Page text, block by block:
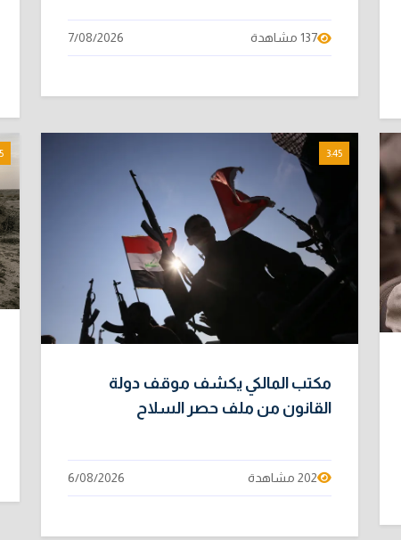
137 مشاهدة 7/08/2026
3:45
مكتب المالكي يكشف موقف دولة
القانون من ملف حصر السلاح
202 مشاهدة 6/08/2026